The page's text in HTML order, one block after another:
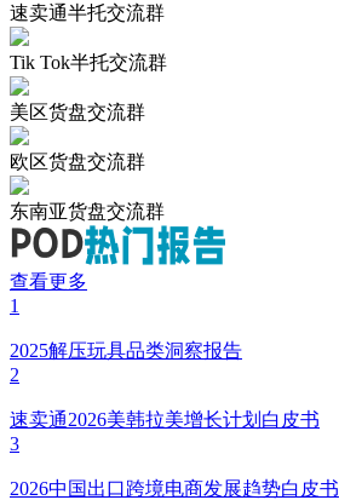
速卖通半托交流群
Tik Tok半托交流群
美区货盘交流群
欧区货盘交流群
东南亚货盘交流群
查看更多
1
2025解压玩具品类洞察报告
2
速卖通2026美韩拉美增长计划白皮书
3
2026中国出口跨境电商发展趋势白皮书